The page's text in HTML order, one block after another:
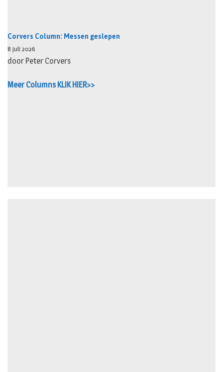
Corvers Column: Messen geslepen
8 juli 2026
door Peter Corvers
Meer Columns KLIK HIER>>